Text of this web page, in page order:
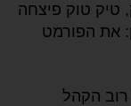
טיק טוק פיצחה
את הפורמט
רוב הקהל